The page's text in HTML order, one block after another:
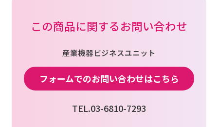
この商品に関するお問い合わせ
産業機器ビジネスユニット
フォームでのお問い合わせはこちら
TEL.03-6810-7293